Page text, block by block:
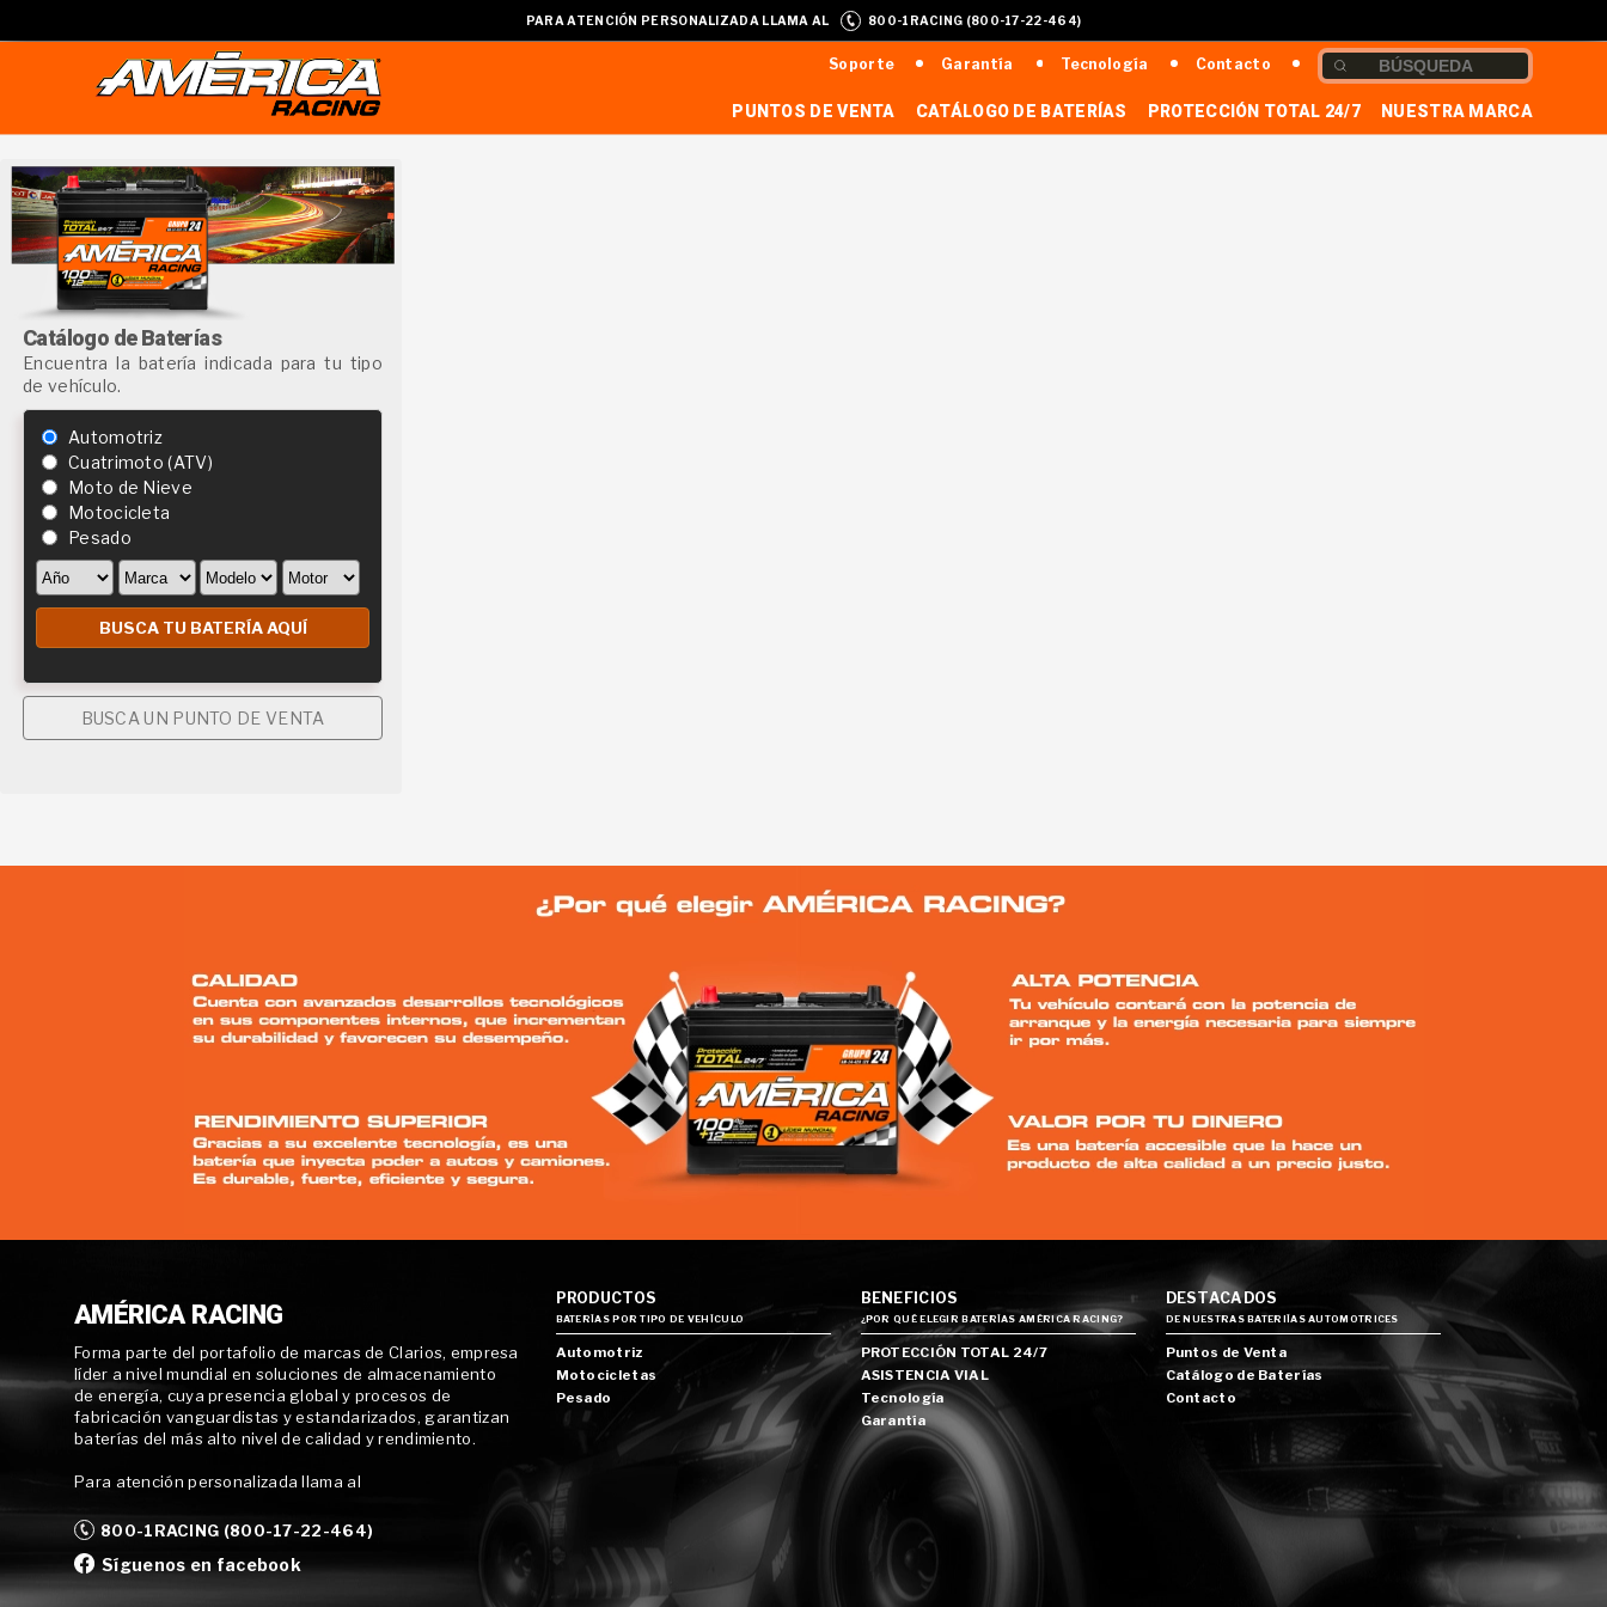
PARA ATENCIÓN PERSONALIZADA LLAMA AL 800-1RACING (800-17-22-464)
Contacto
Tecnología
Garantía
Soporte
NUESTRA MARCA
PROTECCIÓN TOTAL 24/7
CATÁLOGO DE BATERÍAS
PUNTOS DE VENTA
Catálogo de Baterías
Encuentra la batería indicada para tu tipo
de vehículo.
Automotriz
Cuatrimoto (ATV)
Moto de Nieve
Motocicleta
Pesado
BUSCA UN PUNTO DE VENTA
AMÉRICA RACING
Forma parte del portafolio de marcas de Clarios, empresa
líder a nivel mundial en soluciones de almacenamiento
de energía, cuya presencia global y procesos de
fabricación vanguardistas y estandarizados, garantizan
baterías del más alto nivel de calidad y rendimiento.
Para atención personalizada llama al
800-1RACING (800-17-22-464)
Síguenos en facebook
PRODUCTOS
BATERÍAS POR TIPO DE VEHÍCULO
Automotriz
Motocicletas
Pesado
BENEFICIOS
¿POR QUÉ ELEGIR BATERÍAS AMÉRICA RACING?
PROTECCIÓN TOTAL 24/7
ASISTENCIA VIAL
Tecnología
Garantía
DESTACADOS
DE NUESTRAS BATERIÍAS AUTOMOTRICES
Puntos de Venta
Catálogo de Baterías
Contacto